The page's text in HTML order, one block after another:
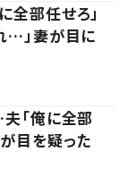
部任せろ」
…」妻が目に
「俺に全部
目を疑った